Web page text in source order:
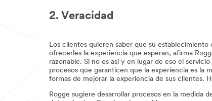
2. Veracidad
Los clientes quieren saber que su
ofrecerles la experiencia que esperan, afirma
razonable. Si no es así y en lugar de eso el
procesos que garanticen que la experiencia es la
formas de mejorar la experiencia de sus clientes.
Rogge sugiere desarrollar procesos en la medida